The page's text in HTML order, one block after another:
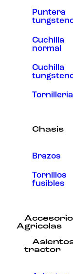
Puntera
Cuchilla
normal
Cuchilla
Tornilleria
Chasis
Brazos
Tornillos
fusibles
Agricolas
tractor